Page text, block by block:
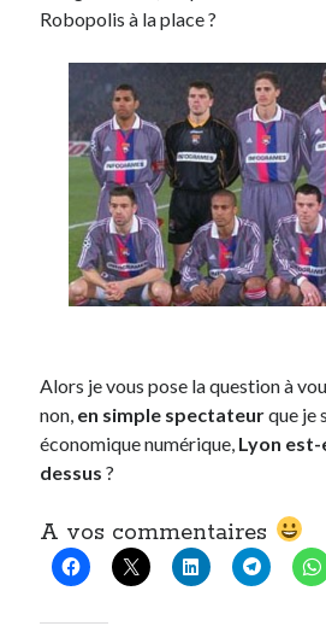
Robopolis à la place ?
Alors je vous pose la question à
non, en simple spectateurque je
économique numérique, Lyon
dessus?
A vos commentaires